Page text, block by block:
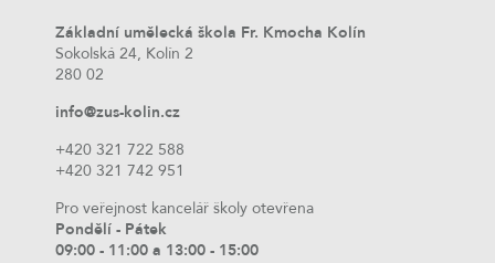
Základní umělecká škola Fr. Kmocha Kolín
Sokolská 24, Kolín 2
280 02
info@zus-kolin.cz
+420 321 722 588
+420 321 742 951
Pro veřejnost kancelář školy otevřena
Pondělí - Pátek
09:00 - 11:00 a 13:00 - 15:00